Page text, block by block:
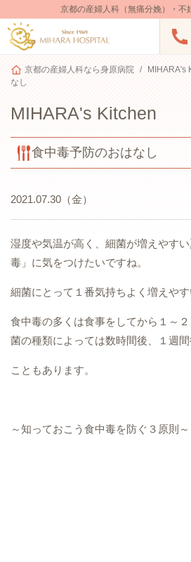
京都の産婦人科（無痛分娩）・不
京都の産婦人科なら身原病院 MIHARA's
なし
MIHARA's Kitchen
食中毒予防のおはなし
2021.07.30（金）
湿度や気温が高く、細菌が増えやす
毒」に気をつけたいですね。
細菌にとって１番気持ちよく増えやす
食中毒の多くは食事をしてから１～２
菌の種類によっては数時間後、１週
こともあります。
～知っておこう食中毒を防ぐ３原則～